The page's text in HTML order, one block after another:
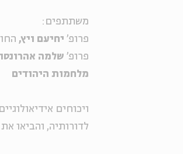
משתתפים:
פרופ' יחיעם ויץ,
פרופ' שלמה
מלחמות היהודים
ויכוחים
לדורותיה, והביאו